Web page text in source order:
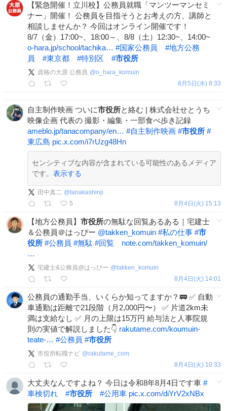
【緊急開催！立川校】公務員就職「マンツーマンセミ
ナー」開催！ 公務員を目指そうとお考えの方、講師と
相談しませんか？ 今回はオンライン開催です！
8/7（金）17:00~、18:00～、8/8（土）12:30~、14:00~
o-hara.jp/school/tachika… #国家公務員 #地方公務
員
#東京都 #特別区 #市役所
資格の大原 公務員 @o_hara_komuin
8月5日(水) 8:33
自主制作映画 ついに市役所と絡む | 株式会社せとうち
映像企画 代表の 撮影・編集・一部食べ歩き記録
ameblo.jp/tanacompany/en… #自主制作映画 #市役所 #
東広島 pic.x.com/i7rUzg48Hn
センシティブな内容が含まれている可能性のあるメディア
です。 表示する
田中真二 @tanakashinji
5
8月4日(火) 15:13
【地方公務員】 市役所の無駄な回覧あるある｜宅建士
＆公務員＠はっぴー @takken_komuin #私の仕事 #市
役所 #公務員 #無駄 #回覧
note.com/takken_komuin/
…
宅建士&公務員@はっぴー @takken_komuin
8月4日(火) 14:01
公務員の通勤手当、いくらか知ってますか？🚃 ✅ 自動
車通勤は距離で21段階（月2,000円〜） ✅ 片道2km未
満は支給なし ✅ 月の上限は15万円 給与法と人事院規
則の実値で解説しました👇 rakutame.com/koumuin-
teate-… #公務員 #市役所
市役所転職ナビ @rakutame_com
8月4日(火) 10:33
大丈夫なんですよね？ 今日は令和8年8月4日です車 #
車検切れ
#市役所 #公用車 pic.x.com/diYrV2xNBx